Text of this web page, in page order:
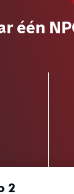
één